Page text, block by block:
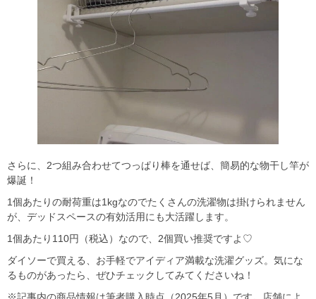
さらに、2つ組み合わせてつっぱり棒を通せば、簡易的な物干し竿が
爆誕！
1個あたりの耐荷重は1kgなのでたくさんの洗濯物は掛けられません
が、デッドスペースの有効活用にも大活躍します。
1個あたり110円（税込）なので、2個買い推奨ですよ♡
ダイソーで買える、お手軽でアイディア満載な洗濯グッズ。気にな
るものがあったら、ぜひチェックしてみてくださいね！